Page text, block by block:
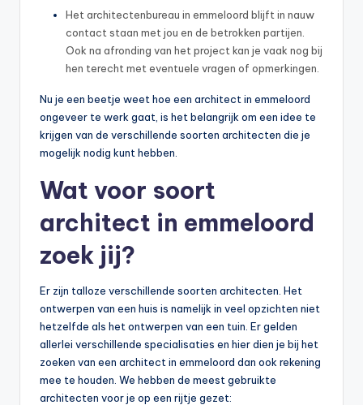
Het architectenbureau in emmeloord blijft in nauw
contact staan met jou en de betrokken partijen.
Ook na afronding van het project kan je vaak nog bij
hen terecht met eventuele vragen of opmerkingen.
Nu je een beetje weet hoe een architect in emmeloord
ongeveer te werk gaat, is het belangrijk om een idee te
krijgen van de verschillende soorten architecten die je
mogelijk nodig kunt hebben.
Wat voor soort
architect in emmeloord
zoek jij?
Er zijn talloze verschillende soorten architecten. Het
ontwerpen van een huis is namelijk in veel opzichten niet
hetzelfde als het ontwerpen van een tuin. Er gelden
allerlei verschillende specialisaties en hier dien je bij het
zoeken van een architect in emmeloord dan ook rekening
mee te houden. We hebben de meest gebruikte
architecten voor je op een rijtje gezet: